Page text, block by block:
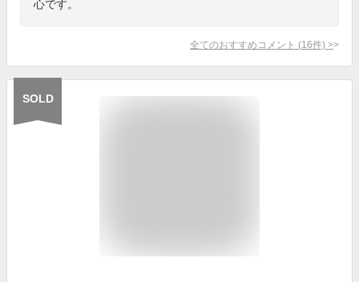
心です。
全てのおすすめコメント (16件) >
SOLD